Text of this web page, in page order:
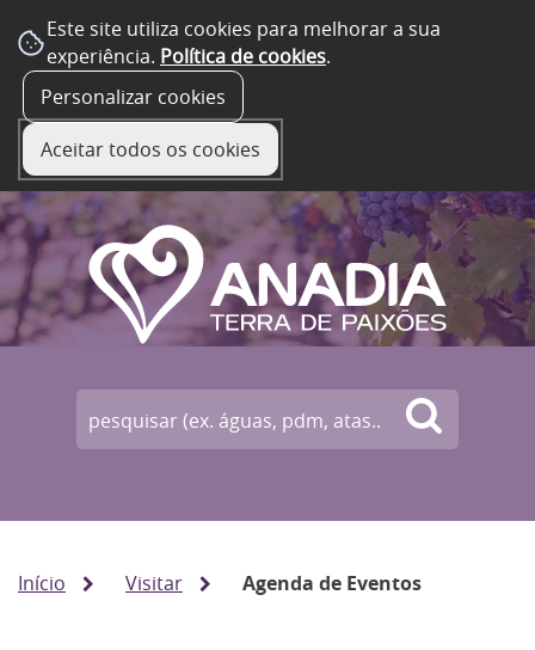
Este site utiliza cookies para melhorar a sua
experiência. Política de cookies.
Personalizar cookies
Aceitar todos os cookies
Início Visitar Agenda de Eventos